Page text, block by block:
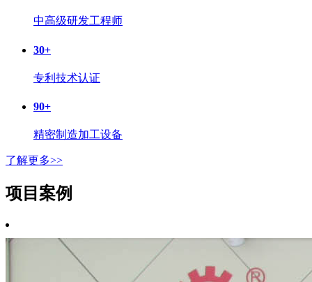
中高级研发工程师
30+
专利技术认证
90+
精密制造加工设备
了解更多>>
项目案例